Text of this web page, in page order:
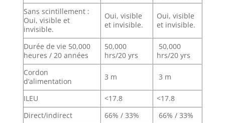
Sans scintillement :
Oui, visible et
invisible.
Oui, visible
et invisible.
Oui, visible
et invisible.
Durée de vie 50,000
heures / 20 années
50,000
hrs/20 yrs
50,000
hrs/20 yrs
Cordon
d’alimentation
3 m 3 m
ILEU <17.8
<17.8
Direct/indirect
66% / 33%
66% / 33%